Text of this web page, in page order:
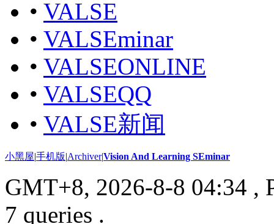
• VALSE
• VALSEminar
• VALSEONLINE
• VALSEQQ
• VALSE新闻
小黑屋|手机版|Archiver|Vision And Learning SEminar
GMT+8, 2026-8-8 04:34 ,
7 queries .